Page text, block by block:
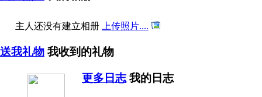
主人还没有建立相册 上传照片....
送我礼物 我收到的礼物
更多日志 我的日志